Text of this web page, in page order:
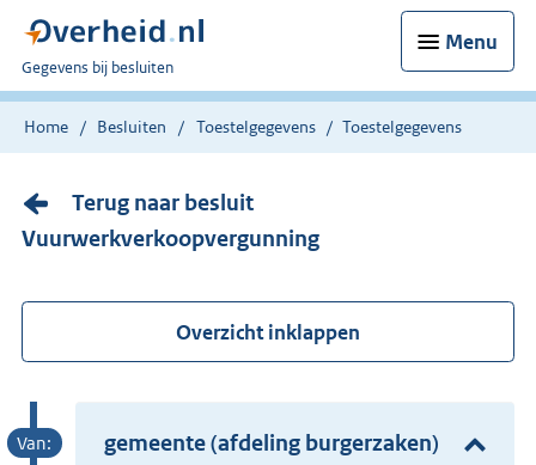
Menu
U
bent
nu
Gegevens bij besluiten
Home Besluiten Toestelgegevens Toestelgegevens
Terug naar besluit
Vuurwerkverkoopvergunning
Overzicht inklappen
gemeente (afdeling burgerzaken)